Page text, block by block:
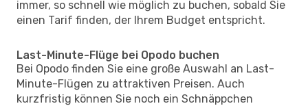
immer, so schnell wie möglich zu buchen, sobald Sie
einen Tarif finden, der Ihrem Budget entspricht.
Last-Minute-Flüge bei Opodo buchen
Bei Opodo finden Sie eine große Auswahl an Last-
Minute-Flügen zu attraktiven Preisen. Auch
kurzfristig können Sie noch ein Schnäppchen